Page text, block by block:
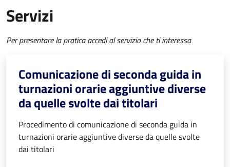
Servizi
Per presentare la pratica accedi al servizio che ti interessa
Comunicazione di seconda guida in
turnazioni orarie aggiuntive diverse
da quelle svolte dai titolari
Procedimento di comunicazione di seconda guida in
turnazioni orarie aggiuntive diverse da quelle svolte
dai titolari